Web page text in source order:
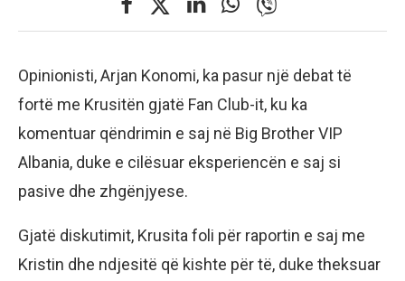
Opinionisti, Arjan Konomi, ka pasur një debat të
fortë me Krusitën gjatë Fan Club-it, ku ka
komentuar qëndrimin e saj në Big Brother VIP
Albania, duke e cilësuar eksperiencën e saj si
pasive dhe zhgënjyese.
Gjatë diskutimit, Krusita foli për raportin e saj me
Kristin dhe ndjesitë që kishte për të, duke theksuar